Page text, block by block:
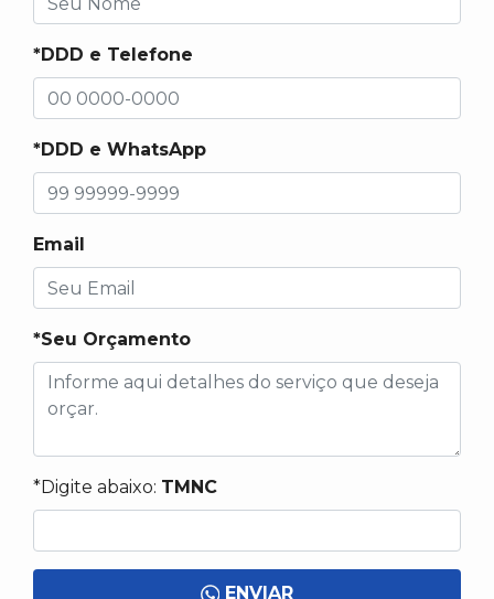
*DDD e Telefone
*DDD e WhatsApp
Email
*Seu Orçamento
*Digite abaixo: TMNC
ENVIAR